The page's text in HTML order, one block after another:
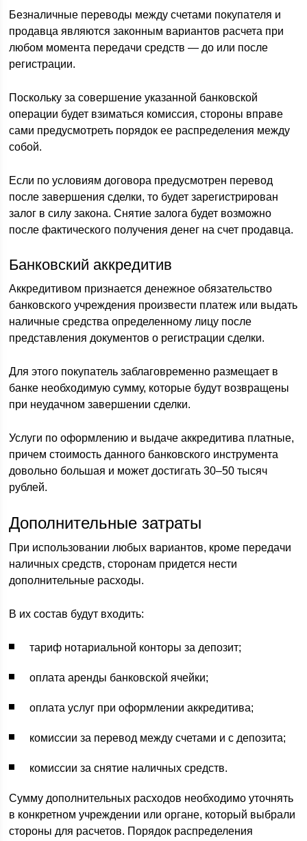
Безналичные переводы между счетами покупателя и
продавца являются законным вариантов расчета при
любом момента передачи средств — до или после
регистрации.
Поскольку за совершение указанной банковской
операции будет взиматься комиссия, стороны вправе
сами предусмотреть порядок ее распределения между
собой.
Если по условиям договора предусмотрен перевод
после завершения сделки, то будет зарегистрирован
залог в силу закона. Снятие залога будет возможно
после фактического получения денег на счет продавца.
Банковский аккредитив
Аккредитивом признается денежное обязательство
банковского учреждения произвести платеж или выдать
наличные средства определенному лицу после
представления документов о регистрации сделки.
Для этого покупатель заблаговременно размещает в
банке необходимую сумму, которые будут возвращены
при неудачном завершении сделки.
Услуги по оформлению и выдаче аккредитива платные,
причем стоимость данного банковского инструмента
довольно большая и может достигать 30–50 тысяч
рублей.
Дополнительные затраты
При использовании любых вариантов, кроме передачи
наличных средств, сторонам придется нести
дополнительные расходы.
В их состав будут входить:
тариф нотариальной конторы за депозит;
оплата аренды банковской ячейки;
оплата услуг при оформлении аккредитива;
комиссии за перевод между счетами и с депозита;
комиссии за снятие наличных средств.
Сумму дополнительных расходов необходимо уточнять
в конкретном учреждении или органе, который выбрали
стороны для расчетов. Порядок распределения